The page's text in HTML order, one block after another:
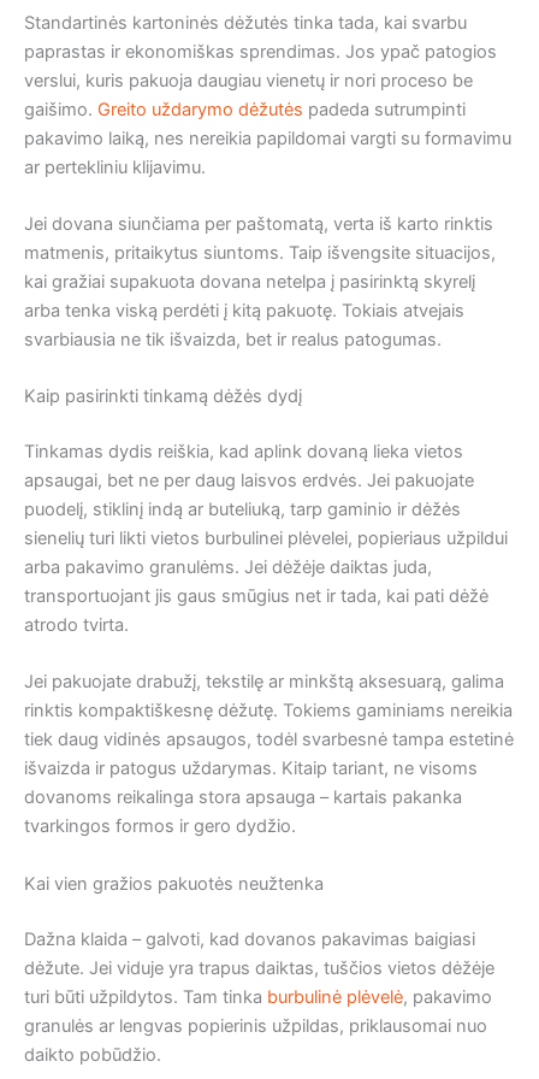
Standartinės kartoninės dėžutės tinka tada, kai svarbu
paprastas ir ekonomiškas sprendimas. Jos ypač patogios
verslui, kuris pakuoja daugiau vienetų ir nori proceso be
gaišimo. Greito uždarymo dėžutės padeda sutrumpinti
pakavimo laiką, nes nereikia papildomai vargti su formavimu
ar pertekliniu klijavimu.
Jei dovana siunčiama per paštomatą, verta iš karto rinktis
matmenis, pritaikytus siuntoms. Taip išvengsite situacijos,
kai gražiai supakuota dovana netelpa į pasirinktą skyrelį
arba tenka viską perdėti į kitą pakuotę. Tokiais atvejais
svarbiausia ne tik išvaizda, bet ir realus patogumas.
Kaip pasirinkti tinkamą dėžės dydį
Tinkamas dydis reiškia, kad aplink dovaną lieka vietos
apsaugai, bet ne per daug laisvos erdvės. Jei pakuojate
puodelį, stiklinį indą ar buteliuką, tarp gaminio ir dėžės
sienelių turi likti vietos burbulinei plėvelei, popieriaus užpildui
arba pakavimo granulėms. Jei dėžėje daiktas juda,
transportuojant jis gaus smūgius net ir tada, kai pati dėžė
atrodo tvirta.
Jei pakuojate drabužį, tekstilę ar minkštą aksesuarą, galima
rinktis kompaktiškesnę dėžutę. Tokiems gaminiams nereikia
tiek daug vidinės apsaugos, todėl svarbesnė tampa estetinė
išvaizda ir patogus uždarymas. Kitaip tariant, ne visoms
dovanoms reikalinga stora apsauga – kartais pakanka
tvarkingos formos ir gero dydžio.
Kai vien gražios pakuotės neužtenka
Dažna klaida – galvoti, kad dovanos pakavimas baigiasi
dėžute. Jei viduje yra trapus daiktas, tuščios vietos dėžėje
turi būti užpildytos. Tam tinka burbulinė plėvelė, pakavimo
granulės ar lengvas popierinis užpildas, priklausomai nuo
daikto pobūdžio.